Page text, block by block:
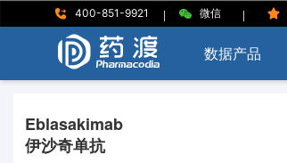
400-851-9921 | 微信 |
数据产品
Eblasakimab
伊沙奇单抗